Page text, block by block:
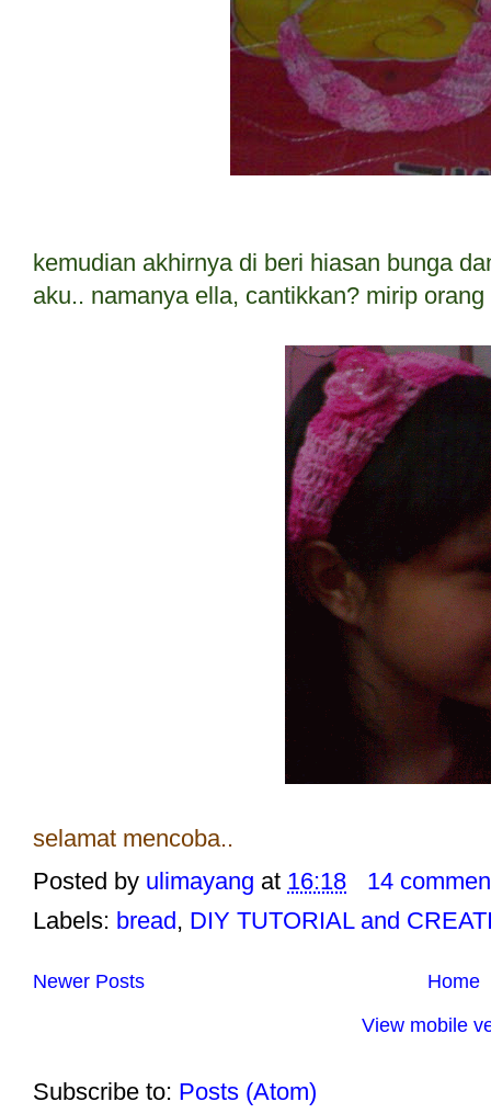
kemudian akhirnya di beri hiasan bunga
aku.. namanya ella, cantikkan? mirip orang
selamat mencoba..
Posted by ulimayang at 16:18
14
Labels: bread, DIY TUTORIAL and
Newer Posts
Home
View mobile
Subscribe to: Posts (Atom)